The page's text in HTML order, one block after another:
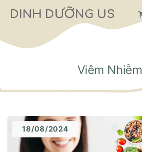
đến
dung
DINH DƯỠNG US
Viêm Nhiễm
18/08/2024